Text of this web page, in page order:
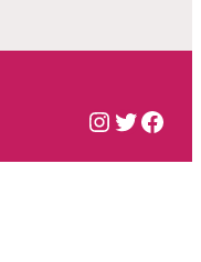
Instagram
Twitter